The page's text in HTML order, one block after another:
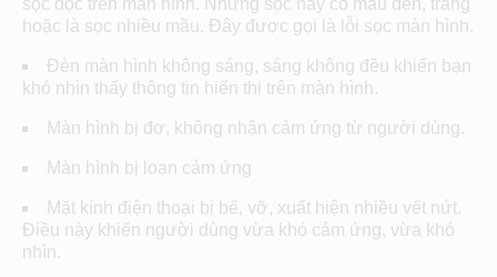
sọc dọc trên màn hình. Những sọc này có màu đen, trắng
hoặc là sọc nhiều mầu. Đây được gọi là lỗi sọc màn hình.
Đèn màn hình không sáng, sáng không đều khiến bạn
khó nhìn thấy thông tin hiển thị trên màn hình.
Màn hình bị đơ, không nhận cảm ứng từ người dùng.
Màn hình bị loạn cảm ứng
Mặt kính điện thoại bị bể, vỡ, xuất hiện nhiều vết nứt.
Điều này khiến người dùng vừa khó cảm ứng, vừa khó
nhìn.